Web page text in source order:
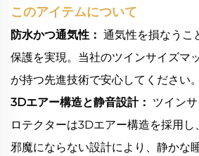
このアイテムについて
防水かつ通気性： 通気性を損なうこ
保護を実現。当社のツインサイズマ
が持つ先進技術で安心してください。
3Dエアー構造と静音設計： ツイン
ロテクターは3Dエアー構造を採用し
邪魔にならない設計により、静かな